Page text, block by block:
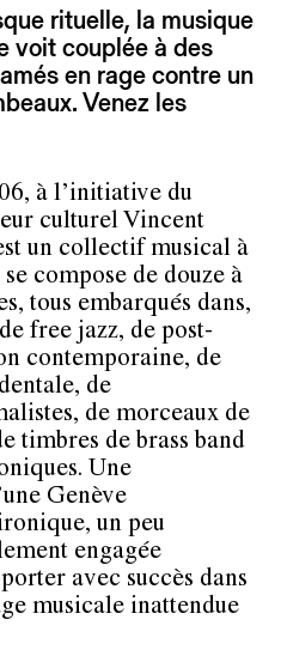
rituelle, la musique
voit couplée à des
en rage contre un
Venez les
à l’initiative du
culturel Vincent
un collectif musical à
compose de douze à
tous embarqués dans,
free jazz, de post-
contemporaine, de
de
de morceaux de
timbres de brass band
Une
Genève
un peu
engagée
avec succès dans
musicale inattendue